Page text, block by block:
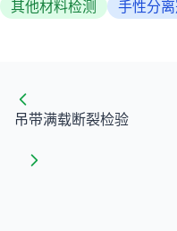
其他材料检测 手性分
吊带满载断裂检验